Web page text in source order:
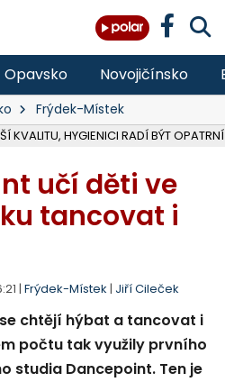
Opavsko Novojičínsko
Frýdek-Místek
KVALITU, HYGIENICI RADÍ BÝT OPATRNÍ
učí děti ve
tancovat i
| Frýdek-Místek | Jiří Cileček
chtějí hýbat a tancovat i
počtu tak využily prvního
studia Dancepoint. Ten je